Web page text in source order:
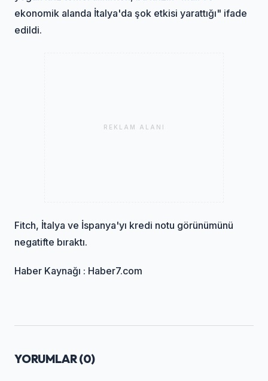
ekonomik alanda İtalya'da şok etkisi yarattığı" ifade
edildi.
REKLAM ALANI
Fitch, İtalya ve İspanya'yı kredi notu görünümünü
negatifte bıraktı.
Haber Kaynağı : Haber7.com
YORUMLAR (0)